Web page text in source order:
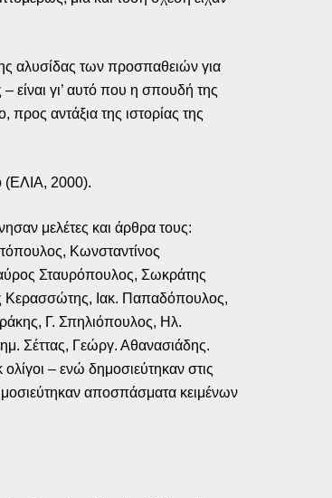
αλυσίδας των προσπαθειών για
είναι γι’ αυτό που η σπουδή της
αντάξια της ιστορίας της
(ΕΛΙΑ, 2000).
μελέτες και άρθρα τους:
Κωνσταντίνος
Σταυρόπουλος, Σωκράτης
Κερασσώτης, Ιακ. Παπαδόπουλος,
Γ. Σπηλιόπουλος, Ηλ.
Σέττας, Γεώργ. Αθανασιάδης.
– ενώ δημοσιεύτηκαν στις
αποσπάσματα κειμένων